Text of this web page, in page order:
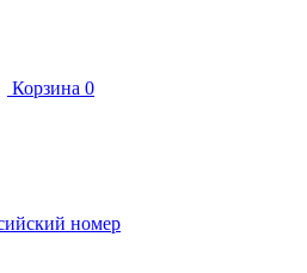
Корзина 0
номер